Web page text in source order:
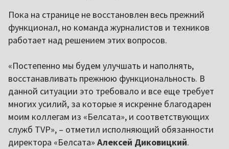
Пока на странице не восстановлен весь прежний
функционал, но команда журналистов и техников
работает над решением этих вопросов.
«Постепенно мы будем улучшать и наполнять,
восстанавливать прежнюю функциональность. В
данной ситуации это требовало и все еще требует
многих усилий, за которые я искренне благодарен
моим коллегам из «Белсата», и соответствующих
служб TVP», – отметил исполняющий обязанности
директора «Белсата» Алексей Диковицкий.